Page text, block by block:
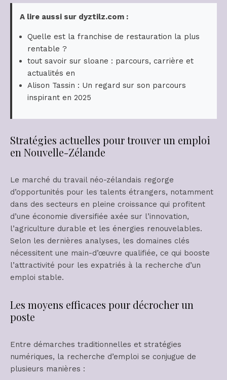
A lire aussi sur dyztilz.com :
Quelle est la franchise de restauration la plus
rentable ?
tout savoir sur sloane : parcours, carrière et
actualités en
Alison Tassin : Un regard sur son parcours
inspirant en 2025
Stratégies actuelles pour trouver un emploi
en Nouvelle-Zélande
Le marché du travail néo-zélandais regorge
d’opportunités pour les talents étrangers, notamment
dans des secteurs en pleine croissance qui profitent
d’une économie diversifiée axée sur l’innovation,
l’agriculture durable et les énergies renouvelables.
Selon les dernières analyses, les domaines clés
nécessitent une main-d’œuvre qualifiée, ce qui booste
l’attractivité pour les expatriés à la recherche d’un
emploi stable.
Les moyens efficaces pour décrocher un
poste
Entre démarches traditionnelles et stratégies
numériques, la recherche d’emploi se conjugue de
plusieurs manières :